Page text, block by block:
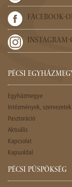
FACEBOOK-
PÉCSI
Egyházmegye
Intézmények, szervezetek
Pasztoráció
Aktuális
Kapcsolat
Kapuoldal
PÉCSI PÜSPÖKSÉG